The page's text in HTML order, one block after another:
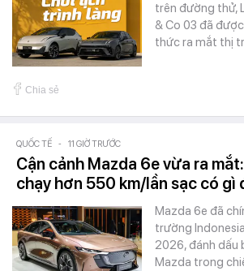
trên đường thử,
& Co 03 đã
thức ra mắt thị
Chia sẻ
QUỐC TẾ - 11 GIỜ TRƯỚC
Cận cảnh Mazda 6e vừa ra
chạy hơn 550 km/lần sạc có gì
Mazda 6e đã
trường
2026, đánh dấu
Mazda trong